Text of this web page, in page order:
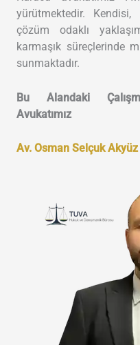
yürütmektedir.
çözüm odaklı
karmaşık süreçlerinde
sunmaktadır.
Bu Alandaki
Avukatımız
Av. Osman Selçuk Akyüz